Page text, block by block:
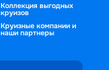
Коллекция выгодных
круизов
Круизные компании и
наши партнеры